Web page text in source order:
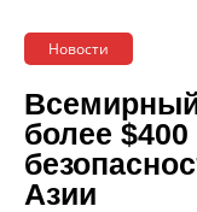
Новости
более
Азии